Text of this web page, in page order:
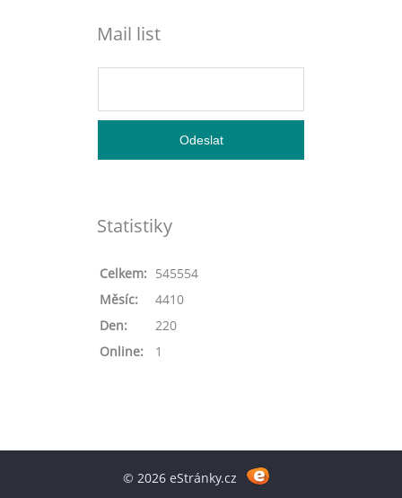
Mail list
Statistiky
Online: 1
Celkem: 545554
Měsíc:
4410
Den:
220
© 2026 eStránky.cz